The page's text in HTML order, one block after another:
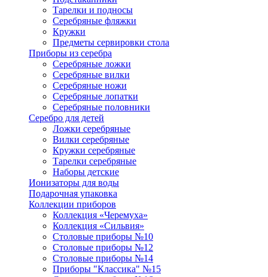
Тарелки и подносы
Серебряные фляжки
Кружки
Предметы сервировки стола
Приборы из серебра
Серебряные ложки
Серебряные вилки
Серебряные ножи
Серебряные лопатки
Серебряные половники
Серебро для детей
Ложки серебряные
Вилки серебряные
Кружки серебряные
Тарелки серебряные
Наборы детские
Ионизаторы для воды
Подарочная упаковка
Коллекции приборов
Коллекция «Черемуха»
Коллекция «Сильвия»
Столовые приборы №10
Столовые приборы №12
Столовые приборы №14
Приборы "Классика" №15